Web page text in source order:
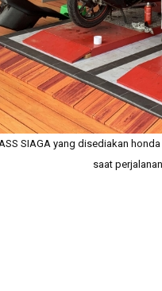
SIAGA yang disediakan
saat